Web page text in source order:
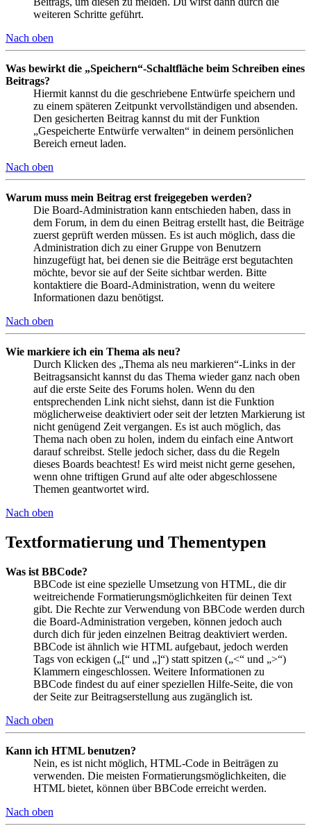
weiteren Schritte geführt.
Nach oben
Was bewirkt die „Speichern“-Schaltfläche beim Schreiben eines
Beitrags?
Hiermit kannst du die geschriebene Entwürfe speichern und
zu einem späteren Zeitpunkt vervollständigen und absenden.
Den gesicherten Beitrag kannst du mit der Funktion
„Gespeicherte Entwürfe verwalten“ in deinem persönlichen
Bereich erneut laden.
Nach oben
Warum muss mein Beitrag erst freigegeben werden?
Die Board-Administration kann entschieden haben, dass in
dem Forum, in dem du einen Beitrag erstellt hast, die Beiträge
zuerst geprüft werden müssen. Es ist auch möglich, dass die
Administration dich zu einer Gruppe von Benutzern
hinzugefügt hat, bei denen sie die Beiträge erst begutachten
möchte, bevor sie auf der Seite sichtbar werden. Bitte
kontaktiere die Board-Administration, wenn du weitere
Informationen dazu benötigst.
Nach oben
Wie markiere ich ein Thema als neu?
Durch Klicken des „Thema als neu markieren“-Links in der
Beitragsansicht kannst du das Thema wieder ganz nach oben
auf die erste Seite des Forums holen. Wenn du den
entsprechenden Link nicht siehst, dann ist die Funktion
möglicherweise deaktiviert oder seit der letzten Markierung ist
nicht genügend Zeit vergangen. Es ist auch möglich, das
Thema nach oben zu holen, indem du einfach eine Antwort
darauf schreibst. Stelle jedoch sicher, dass du die Regeln
dieses Boards beachtest! Es wird meist nicht gerne gesehen,
wenn ohne triftigen Grund auf alte oder abgeschlossene
Themen geantwortet wird.
Nach oben
Textformatierung und Thementypen
Was ist BBCode?
BBCode ist eine spezielle Umsetzung von HTML, die dir
weitreichende Formatierungsmöglichkeiten für deinen Text
gibt. Die Rechte zur Verwendung von BBCode werden durch
die Board-Administration vergeben, können jedoch auch
durch dich für jeden einzelnen Beitrag deaktiviert werden.
BBCode ist ähnlich wie HTML aufgebaut, jedoch werden
Tags von eckigen („[“ und „]“) statt spitzen („<“ und „>“)
Klammern eingeschlossen. Weitere Informationen zu
BBCode findest du auf einer speziellen Hilfe-Seite, die von
der Seite zur Beitragserstellung aus zugänglich ist.
Nach oben
Kann ich HTML benutzen?
Nein, es ist nicht möglich, HTML-Code in Beiträgen zu
verwenden. Die meisten Formatierungsmöglichkeiten, die
HTML bietet, können über BBCode erreicht werden.
Nach oben